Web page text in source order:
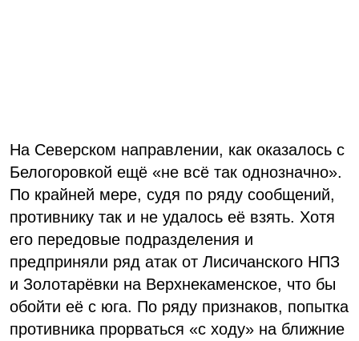
На Северском направлении, как оказалось с
Белогоровкой ещё «не всё так однозначно».
По крайней мере, судя по ряду сообщений,
противнику так и не удалось её взять. Хотя
его передовые подразделения и
предприняли ряд атак от Лисичанского НПЗ
и Золотарёвки на Верхнекаменское, что бы
обойти её с юга. По ряду признаков, попытка
противника прорваться «с ходу» на ближние